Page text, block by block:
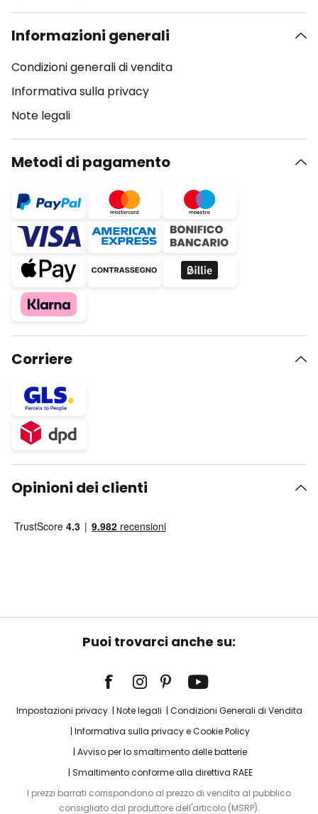
Informazioni generali
Condizioni generali di vendita
Informativa sulla privacy
Note legali
Metodi di pagamento
Corriere
Opinioni dei clienti
Puoi trovarci anche su:
Impostazioni privacy Note legali
Condizioni Generali di Vendita
Informativa sulla privacy e Cookie Policy
Avviso per lo smaltimento delle batterie
Smaltimento conforme alla direttiva RAEE
I prezzi barrati corrispondono al prezzo di vendita al pubblico
consigliato dal produttore dell'articolo (MSRP).